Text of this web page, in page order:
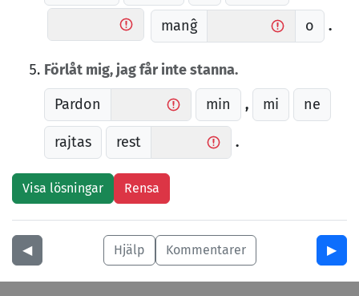
manĝ o .
Förlåt mig, jag får inte stanna.
Pardon
min , mi ne
rajtas rest .
◀︎ Hjälp Kommentarer ▶︎